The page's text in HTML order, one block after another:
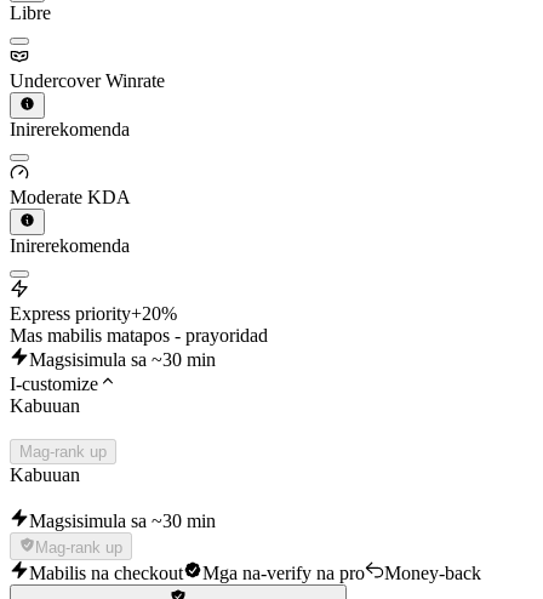
Libre
Undercover Winrate
Inirerekomenda
Moderate KDA
Inirerekomenda
Express priority+20%
Mas mabilis matapos - prayoridad
Magsisimula sa ~30 min
I-customize
Kabuuan
Mag-rank up
Kabuuan
Magsisimula sa ~30 min
Mag-rank up
Mabilis na checkout Mga na-verify na pro Money-back